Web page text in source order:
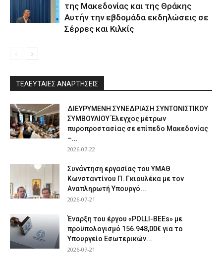
της Μακεδονίας και της Θράκης
Αυτήν την εβδομάδα εκδηλώσεις σε
Σέρρες και Κιλκίς
ΤΕΛΕΥΤΑΙΕΣ ΑΝΑΡΤΗΣΕΙΣ
ΔΙΕΥΡΥΜΕΝΗ ΣΥΝΕΔΡΙΑΣΗ ΣΥΝΤΟΝΙΣΤΙΚΟΥ
ΣΥΜΒΟΥΛΙΟΥ Έλεγχος μέτρων
πυροπροστασίας σε επίπεδο Μακεδονίας
–...
2026-07-22
Συνάντηση εργασίας του ΥΜΑΘ
Κωνσταντίνου Π. Γκιουλέκα με τον
Αναπληρωτή Υπουργό...
2026-07-21
Έναρξη του έργου «POLLI-BEEs» με
προϋπολογισμό 156.948,00€ για το
Υπουργείο Εσωτερικών...
2026-07-21